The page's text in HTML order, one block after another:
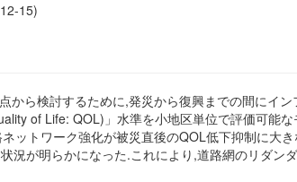
15)
ら検討するために,発災から復興までの間にイン
of Life: QOL)」水準を小地区単位で評価可能
ットワーク強化が被災直後のQOL低下抑制に大
況が明らかになった.これにより,道路網のリダン